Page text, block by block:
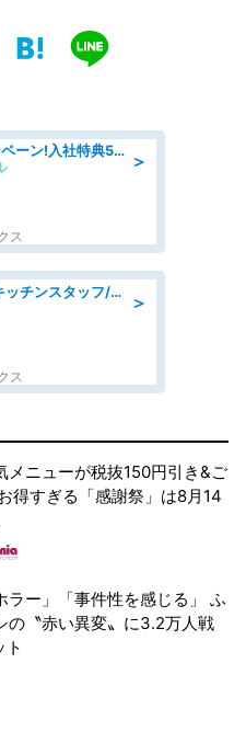
＞
2026年転職応援キャンペーン!入社特典58万円/デンソーで働こう!自動車工場で小型部品の検査業務 denso aichi
ス
＞
日払いOKで即日収入/キッチンスタッフ/「原付免許必須」デリバリー業務など、自己成長可能な幅広い仕事に挑戦!髪型自由&ピアス・ネイルOK/茨城県/水戸市
ス
メニューが税抜150円引き&ご
得すぎる「感謝祭」は8月14
ラー」「事件性を感じる」 ふ
の〝赤い異変〟に3.2万人戦
ト